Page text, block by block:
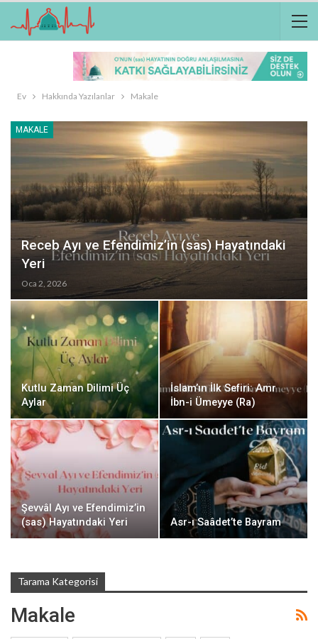
Ev Hakkında Yazılanlar Makale
MAKALE
Receb Ayı ve Efendimiz’in (sas) Hayatındaki
Yeri
Oca 2, 2026
Kutlu Zaman Dilimi Üç
Aylar
İslam’ın İlk Sefiri: Amr
İbn-i Ümeyye (Ra)
Şevvâl Ayı ve Efendimiz’in
(sas) Hayatındaki Yeri
Asr-ı Saâdet’te Bayram
Tarama Kategorisi
Makale